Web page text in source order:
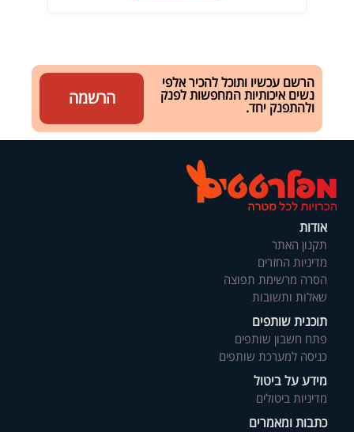
הרשמה
הרשם עכשיו ותוכל להכיר אלפי
נשים איכותיות המחפשות לפנק
ולהתפנק יחד.
אודות
תקנון האתר
מדיניות החזרים
הסרה מרשימת תפוצה
שאלות ותשובות
תוכנית שותפים
פתח חשבון שותפים
כניסה למערכת שותפים
מידע על ביטול
מדיניות ביטולים
כתבות ומאמרים